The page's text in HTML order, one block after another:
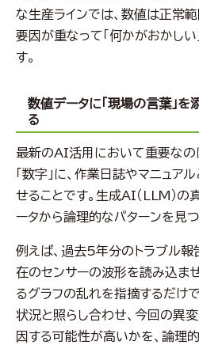
な生産ラインでは、数値は正常
要因が重なって「何かがおかし
す。
数値データに「現場の言葉」
る
最新のAI活用において重要なの
「数字」に、作業日誌やマニュア
せることです。生成AI（LLM）の
ータから論理的なパターンを見
例えば、過去5年分のトラブル
在のセンサーの波形を読み込ま
るグラフの乱れを指摘するだけ
状況と照らし合わせ、今回の異
因する可能性が高いかを、論理